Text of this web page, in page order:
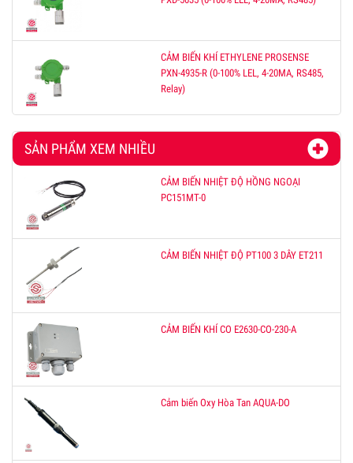
CẢM BIẾN KHÍ ETHYLENE PROSENSE
PXN-4935-R (0-100% LEL, 4-20MA, RS485,
Relay)
SẢN PHẨM XEM NHIỀU
CẢM BIẾN NHIỆT ĐỘ HỒNG NGOẠI
PC151MT-0
CẢM BIẾN NHIỆT ĐỘ PT100 3 DÂY ET211
CẢM BIẾN KHÍ CO E2630-CO-230-A
Cảm biến Oxy Hòa Tan AQUA-DO